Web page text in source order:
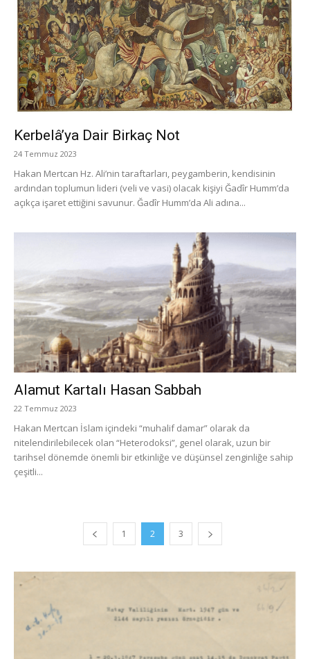
Kerbelâ’ya Dair Birkaç Not
24 Temmuz 2023
Hakan Mertcan Hz. Ali’nin taraftarları, peygamberin, kendisinin
ardından toplumun lideri (veli ve vasi) olacak kişiyi Ğadîr Humm’da
açıkça işaret ettiğini savunur. Ğadîr Humm’da Ali adına...
Alamut Kartalı Hasan Sabbah
22 Temmuz 2023
Hakan Mertcan İslam içindeki “muhalif damar” olarak da
nitelendirilebilecek olan “Heterodoksi”, genel olarak, uzun bir
tarihsel dönemde önemli bir etkinliğe ve düşünsel zenginliğe sahip
çeşitli...
1 2 3